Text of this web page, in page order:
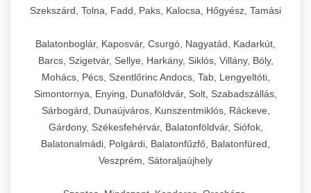
Szekszárd, Tolna, Fadd, Paks, Kalocsa, Hőgyész, Tamási
Balatonboglár, Kaposvár, Csurgó, Nagyatád, Kadarkút,
Barcs, Szigetvár, Sellye, Harkány, Siklós, Villány, Bóly,
Mohács, Pécs, Szentlőrinc Andocs, Tab, Lengyeltóti,
Simontornya, Enying, Dunaföldvár, Solt, Szabadszállás,
Sárbogárd, Dunaújváros, Kunszentmiklós, Ráckeve,
Gárdony, Székesfehérvár, Balatonföldvár, Siófok,
Balatonalmádi, Polgárdi, Balatonfűzfő, Balatonfüred,
Veszprém, Sátoraljaújhely